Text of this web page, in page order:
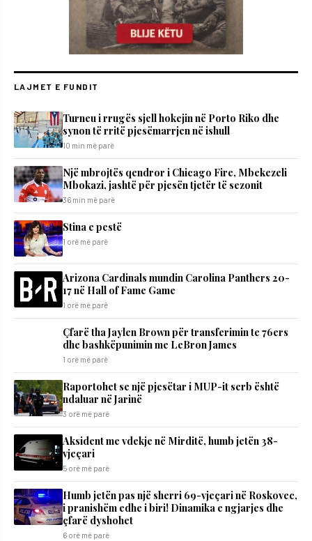
LAJMET E FUNDIT
Turneu i rrugës sjell hokejin në Porto Riko dhe
synon të rritë pjesëmarrjen në ishull
10 min më parë
Një mbrojtës qendror i Chicago Fire, Mbekezeli
Mbokazi, jashtë për pjesën tjetër të sezonit
36 min më parë
Stina e pestë
1 orë më parë
Arizona Cardinals mundin Carolina Panthers 20-
17 në Hall of Fame Game
1 orë më parë
Çfarë tha Jaylen Brown për transferimin te 76ers
dhe bashkëpunimin me LeBron James
1 orë më parë
Raportohet se një pjesëtar i MUP-it serb është
ndaluar në Jarinë
3 orë më parë
Aksident me vdekje në Mirditë, humb jetën 38-
vjeçari
5 orë më parë
Humb jetën pas një sherri 69-vjeçari në Roskovec,
i pranishëm edhe i biri! Dinamika e ngjarjes dhe
çfarë dyshohet
6 orë më parë